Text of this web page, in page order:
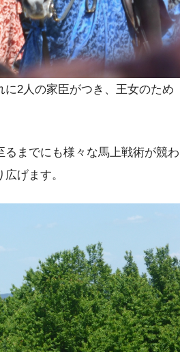
2人の家臣がつき、王女のため
までにも様々な馬上戦術が競わ
げます。